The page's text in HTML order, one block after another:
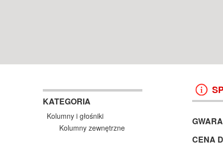
KATEGORIA
Kolumny i głośniki
Kolumny zewnętrzne
CENA